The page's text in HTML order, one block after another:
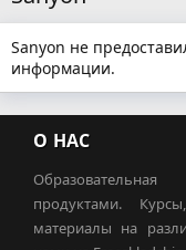
Sanyon не
информации.
О НАС
продуктами.
материалы на